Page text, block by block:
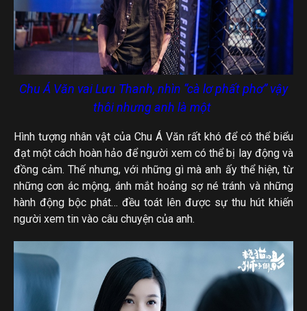
Chu Á Văn vai Lưu Thanh, nhìn “cà lơ phất phơ” vậy
thôi nhưng anh là một
Hình tượng nhân vật của Chu Á Văn rất khó để có thể biểu
đạt một cách hoàn hảo để người xem có thể bị lay động và
đồng cảm. Thế nhưng, với những gì mà anh ấy thể hiện, từ
những cơn ác mộng, ánh mắt hoảng sợ né tránh và những
hành động bộc phát… đều toát lên được sự thu hút khiến
người xem tin vào câu chuyện của anh.